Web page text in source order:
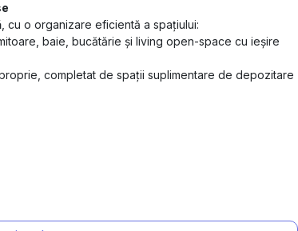
, cu o organizare eficientă a spațiului:
baie, bucătărie și living open-space cu ieșire
completat de spații suplimentare de depozitare